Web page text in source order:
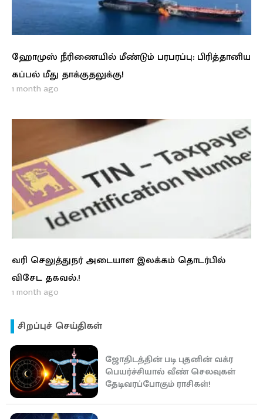
ஹோமுஸ் நீரிணையில் மீண்டும் பரபரப்பு: பிரித்தானிய
கப்பல் மீது தாக்குதலுக்கு!
1 month ago
வரி செலுத்துநர் அடையாள இலக்கம் தொடர்பில்
விசேட தகவல்.!
1 month ago
சிறப்புச் செய்திகள்
ஜோதிடத்தின் படி புதனின் வக்ர
பெயர்ச்சியால் வீண் செலவுகள்
தேடிவரப்போகும் ராசிகள்!